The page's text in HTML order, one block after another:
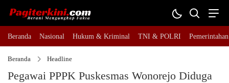
Beranda Nasional Hukum & Kriminal TNI & POLRI Pemerintahan
Beranda Headline
Pegawai PPPK Puskesmas Wonorejo Diduga